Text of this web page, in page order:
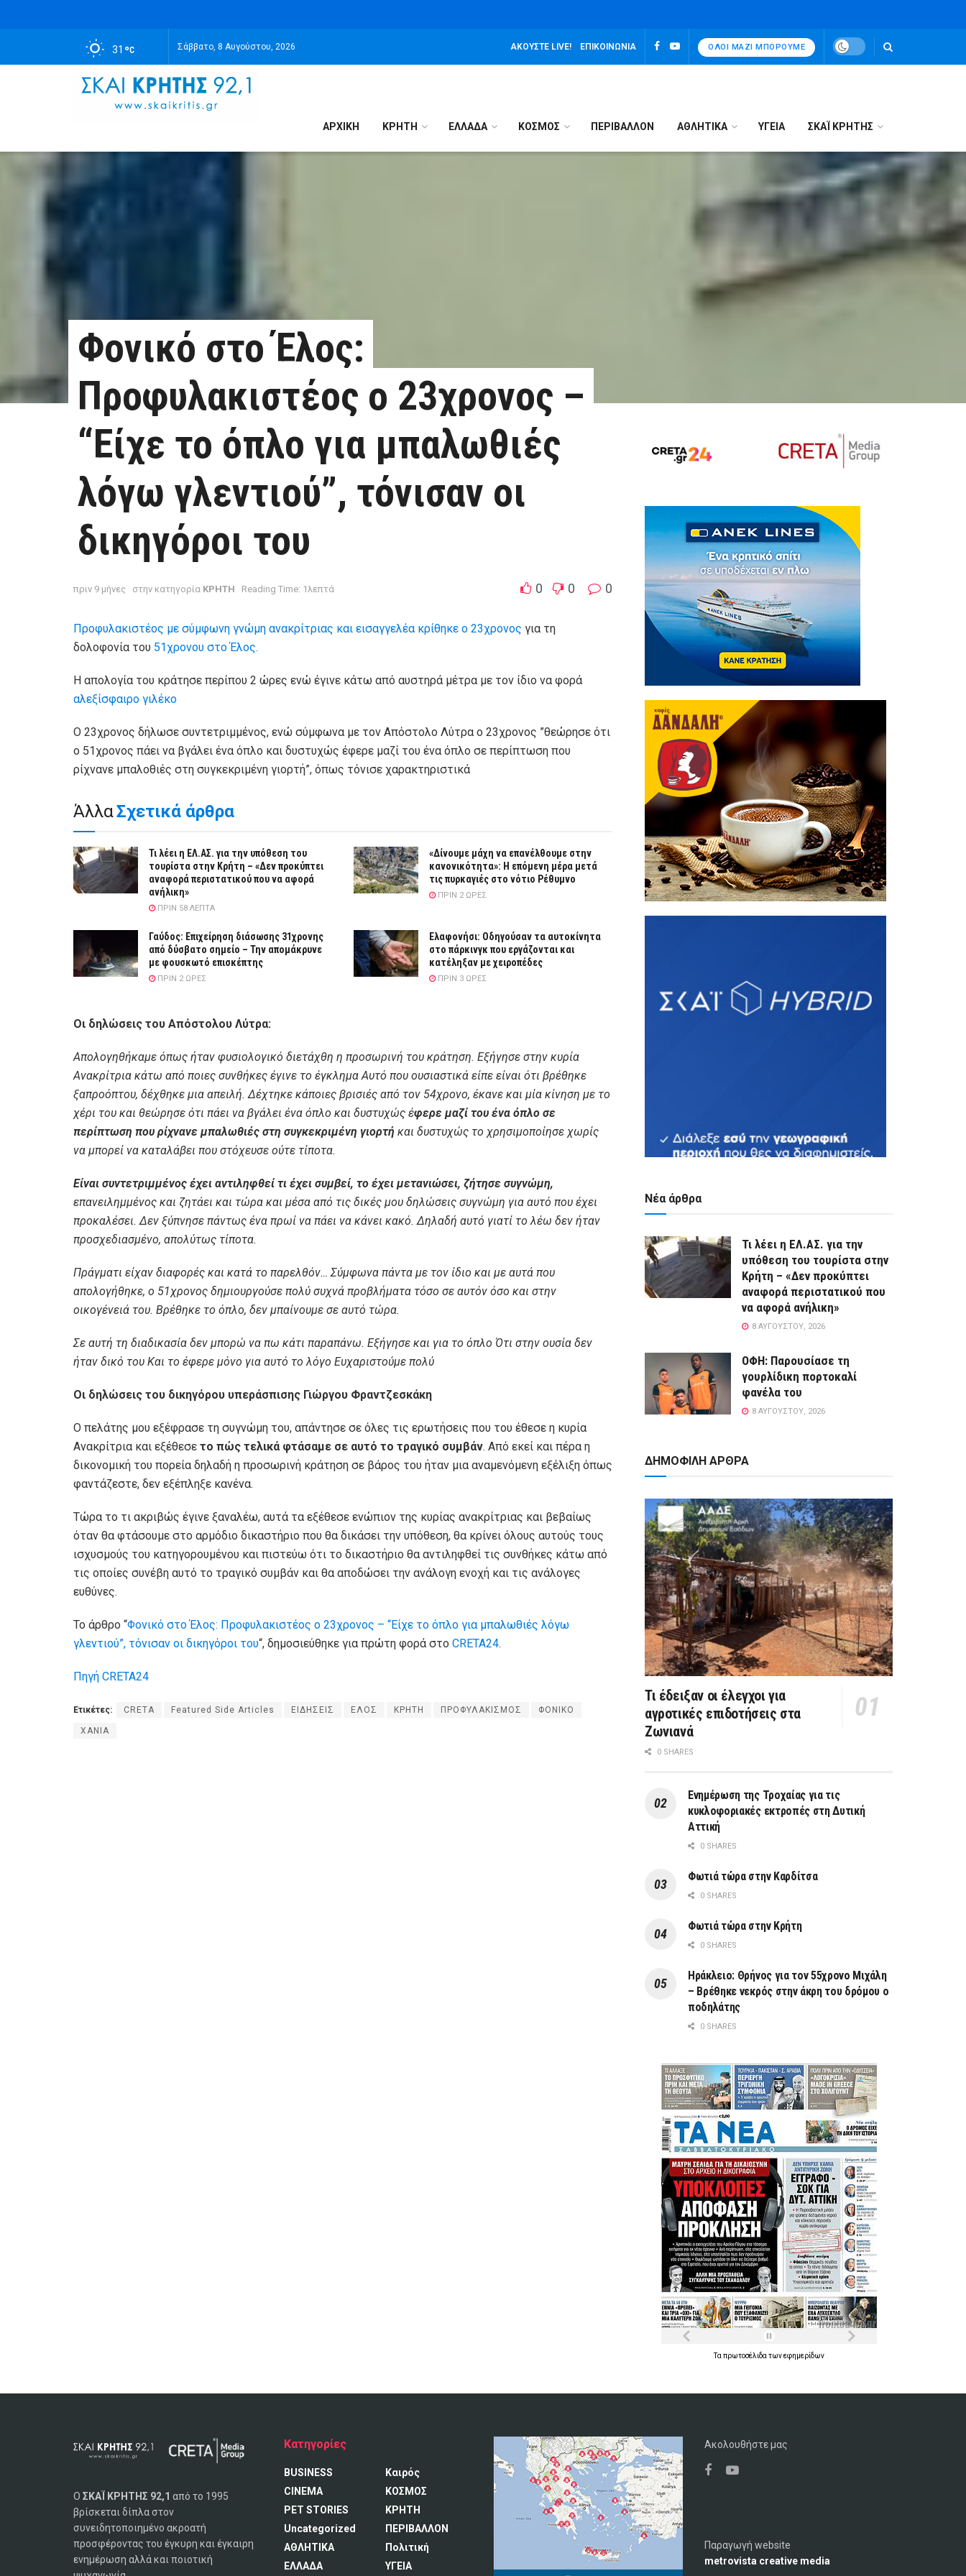
31 Σάββατο, 8 Αυγούστου, 2026 ΑΚΟΎΣΤΕ LIVE! ΕΠΙΚΟΙΝΩΝΊΑ ΌΛΟΙ ΜΑΖΊ ΜΠΟΡΟΎΜΕ
ΑΡΧΙΚΉ ΚΡΗΤΗ ΕΛΛΑΔΑ ΚΟΣΜΟΣ ΠΕΡΙΒΑΛΛΟΝ ΑΘΛΗΤΙΚΑ ΥΓΕΙΑ ΣΚΑΪ ΚΡΗΤΗΣ
Φονικό στο Έλος:
Προφυλακιστέος ο 23χρονος –
“Είχε το όπλο για μπαλωθιές
λόγω γλεντιού”, τόνισαν οι
δικηγόροι του
πριν 9 μήνες στην κατηγορία ΚΡΗΤΗ Reading Time: 1λεπτά 0 0 0
Προφυλακιστέος με σύμφωνη γνώμη ανακρίτριας και εισαγγελέα κρίθηκε ο 23χρονος για τη
δολοφονία του 51χρονου στο Έλος.
Η απολογία του κράτησε περίπου 2 ώρες ενώ έγινε κάτω από αυστηρά μέτρα με τον ίδιο να φορά
αλεξίσφαιρο γιλέκο
O 23χρονος δήλωσε συντετριμμένος, ενώ σύμφωνα με τον Απόστολο Λύτρα ο 23χρονος ”θεώρησε ότι
ο 51χρονος πάει να βγάλει ένα όπλο και δυστυχώς έφερε μαζί του ένα όπλο σε περίπτωση που
ρίχνανε μπαλοθιές στη συγκεκριμένη γιορτή”, όπως τόνισε χαρακτηριστικά
ΆλλαΣχετικά άρθρα
Τι λέει η ΕΛ.ΑΣ. για την υπόθεση του
τουρίστα στην Κρήτη – «Δεν προκύπτει
αναφορά περιστατικού που να αφορά
ανήλικη»
ΠΡΙΝ 58 ΛΕΠΤΆ
«Δίνουμε μάχη να επανέλθουμε στην
κανονικότητα»: Η επόμενη μέρα μετά
τις πυρκαγιές στο νότιο Ρέθυμνο
ΠΡΙΝ 2 ΏΡΕΣ
Γαύδος: Επιχείρηση διάσωσης 31χρονης
από δύσβατο σημείο – Την απομάκρυνε
με φουσκωτό επισκέπτης
ΠΡΙΝ 2 ΏΡΕΣ
Ελαφονήσι: Οδηγούσαν τα αυτοκίνητα
στο πάρκινγκ που εργάζονται και
κατέληξαν με χειροπέδες
ΠΡΙΝ 3 ΏΡΕΣ
Οι δηλώσεις του Απόστολου Λύτρα:
Απολογηθήκαμε όπως ήταν φυσιολογικό διετάχθη η προσωρινή του κράτηση. Εξήγησε στην κυρία
Ανακρίτρια κάτω από ποιες συνθήκες έγινε το έγκλημα Αυτό που ουσιαστικά είπε είναι ότι βρέθηκε
ξαπροόπτου, δέχθηκε μια απειλή. Δέχτηκε κάποιες βρισιές από τον 54χρονο, έκανε και μία κίνηση με το
χέρι του και θεώρησε ότι πάει να βγάλει ένα όπλο και δυστυχώς έφερε μαζί του ένα όπλο σε
περίπτωση που ρίχνανε μπαλωθιές στη συγκεκριμένη γιορτή και δυστυχώς το χρησιμοποίησε χωρίς
να μπορεί να καταλάβει που στόχευσε ούτε τίποτα.
Είναι συντετριμμένος έχει αντιληφθεί τι έχει συμβεί, το έχει μετανιώσει, ζήτησε συγνώμη,
επανειλημμένος και ζητάει και τώρα και μέσα από τις δικές μου δηλώσεις συγνώμη για αυτό που έχει
προκαλέσει. Δεν ξύπνησε πάντως ένα πρωί να πάει να κάνει κακό. Δηλαδή αυτό γιατί το λέω δεν ήταν
προσχεδιασμένο, απολύτως τίποτα.
Πράγματι είχαν διαφορές και κατά το παρελθόν… Σύμφωνα πάντα με τον ίδιο και με αυτά που
απολογήθηκε, ο 51χρονος δημιουργούσε πολύ συχνά προβλήματα τόσο σε αυτόν όσο και στην
οικογένειά του. Βρέθηκε το όπλο, δεν μπαίνουμε σε αυτό τώρα.
Σε αυτή τη διαδικασία δεν μπορώ να πω κάτι παραπάνω. Εξήγησε και για το όπλο Ότι στην ουσία δεν
ήταν δικό του Και το έφερε μόνο για αυτό το λόγο Ευχαριστούμε πολύ
Οι δηλώσεις του δικηγόρου υπεράσπισης Γιώργου Φραντζεσκάκη
O πελάτης μου εξέφρασε τη συγνώμη του, απάντησε σε όλες τις ερωτήσεις που του έθεσε η κυρία
Ανακρίτρια και εξέθεσε το πώς τελικά φτάσαμε σε αυτό το τραγικό συμβάν. Από εκεί και πέρα η
δικονομική του πορεία δηλαδή η προσωρινή κράτηση σε βάρος του ήταν μια αναμενόμενη εξέλιξη όπως
φαντάζεστε, δεν εξέπληξε κανένα.
Τώρα το τι ακριβώς έγινε ξαναλέω, αυτά τα εξέθεσε ενώπιον της κυρίας ανακρίτριας και βεβαίως
όταν θα φτάσουμε στο αρμόδιο δικαστήριο που θα δικάσει την υπόθεση, θα κρίνει όλους αυτούς τους
ισχυσμούς του κατηγορουμένου και πιστεύω ότι το δικαστήριο θα αντιληφθεί τις συνθήκες κάτω από
τις οποίες συνέβη αυτό το τραγικό συμβάν και θα αποδώσει την ανάλογη ενοχή και τις ανάλογες
ευθύνες.
Το άρθρο “Φονικό στο Έλος: Προφυλακιστέος ο 23χρονος – “Είχε το όπλο για μπαλωθιές λόγω
γλεντιού”, τόνισαν οι δικηγόροι του“, δημοσιεύθηκε για πρώτη φορά στο CRETA24.
Πηγή CRETA24
Ετικέτες: CRETA Featured Side Articles ΕΙΔΗΣΕΙΣ ΕΛΟΣ ΚΡΗΤΗ ΠΡΟΦΥΛΑΚΙΣΜΟΣ ΦΟΝΙΚΟ
ΧΑΝΙΑ
Νέα άρθρα
Τι λέει η ΕΛ.ΑΣ. για την
υπόθεση του τουρίστα στην
Κρήτη – «Δεν προκύπτει
αναφορά περιστατικού που
να αφορά ανήλικη»
8 ΑΥΓΟΎΣΤΟΥ, 2026
ΟΦΗ: Παρουσίασε τη
γουρλίδικη πορτοκαλί
φανέλα του
8 ΑΥΓΟΎΣΤΟΥ, 2026
ΔΗΜΟΦΙΛΗ ΑΡΘΡΑ
Τι έδειξαν οι έλεγχοι για
αγροτικές επιδοτήσεις στα
Ζωνιανά
0 SHARES
Ενημέρωση της Τροχαίας για τις
κυκλοφοριακές εκτροπές στη Δυτική
Αττική
0 SHARES
Φωτιά τώρα στην Καρδίτσα
0 SHARES
Φωτιά τώρα στην Κρήτη
0 SHARES
Ηράκλειο: Θρήνος για τον 55χρονο Μιχάλη
– Βρέθηκε νεκρός στην άκρη του δρόμου ο
ποδηλάτης
0 SHARES
Τα πρωτοσέλιδα τωνεφημερίδων
Ο ΣΚΑΪ ΚΡΗΤΗΣ 92,1 από το 1995
βρίσκεται δίπλα στον
συνειδητοποιημένο ακροατή
προσφέροντας του έγκυρη και έγκαιρη
ενημέρωση αλλά και ποιοτική
Κατηγορίες
BUSINESS
CINEMA
PET STORIES
Uncategorized
ΑΘΛΗΤΙΚΑ
ΕΛΛΑΔΑ
Καιρός
ΚΟΣΜΟΣ
ΚΡΗΤΗ
ΠΕΡΙΒΑΛΛΟΝ
Πολιτική
ΥΓΕΙΑ
Ακολουθήστε μας
Παραγωγή website
metrovista creative media